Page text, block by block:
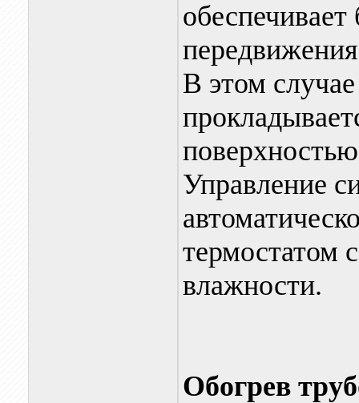
В этом
Управление
термостатом
влажности.
Обогрев